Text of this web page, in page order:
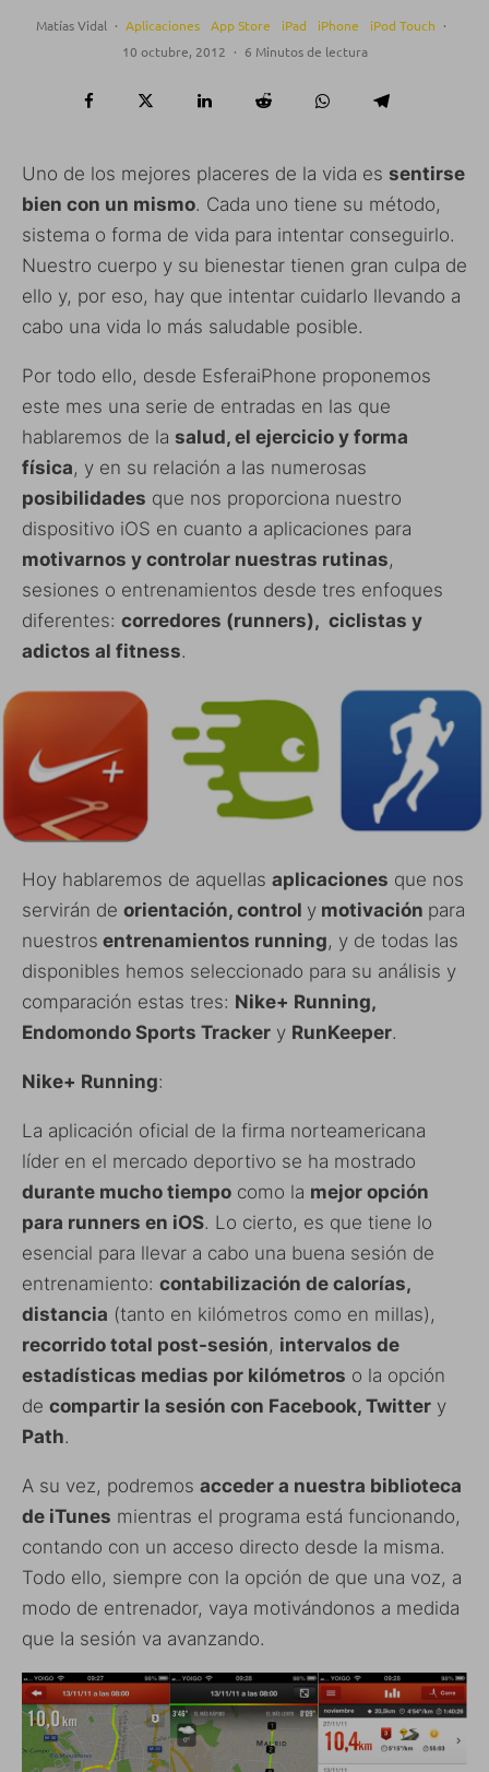
Matías Vidal · Aplicaciones App Store iPad iPhone iPod Touch ·
10 octubre, 2012 · 6 Minutos de lectura
Uno de los mejores placeres de la vida es sentirse
bien con un mismo. Cada uno tiene su método,
sistema o forma de vida para intentar conseguirlo.
Nuestro cuerpo y su bienestar tienen gran culpa de
ello y, por eso, hay que intentar cuidarlo llevando a
cabo una vida lo más saludable posible.
Por todo ello, desde EsferaiPhone proponemos
este mes una serie de entradas en las que
hablaremos de la salud, el ejercicio y forma
física, y en su relación a las numerosas
posibilidades que nos proporciona nuestro
dispositivo iOS en cuanto a aplicaciones para
motivarnos y controlar nuestras rutinas,
sesiones o entrenamientos desde tres enfoques
diferentes: corredores (runners), ciclistas y
adictos al fitness.
Hoy hablaremos de aquellas aplicaciones que nos
servirán de orientación, control y motivación para
nuestros entrenamientos running, y de todas las
disponibles hemos seleccionado para su análisis y
comparación estas tres: Nike+ Running,
Endomondo Sports Tracker y RunKeeper.
Nike+ Running:
La aplicación oficial de la firma norteamericana
líder en el mercado deportivo se ha mostrado
durante mucho tiempo como la mejor opción
para runners en iOS. Lo cierto, es que tiene lo
esencial para llevar a cabo una buena sesión de
entrenamiento: contabilización de calorías,
distancia (tanto en kilómetros como en millas),
recorrido total post-sesión, intervalos de
estadísticas medias por kilómetros o la opción
de compartir la sesión con Facebook, Twitter y
Path.
A su vez, podremos acceder a nuestra biblioteca
de iTunes mientras el programa está funcionando,
contando con un acceso directo desde la misma.
Todo ello, siempre con la opción de que una voz, a
modo de entrenador, vaya motivándonos a medida
que la sesión va avanzando.